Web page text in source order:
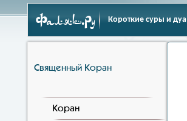
Фаляк.Ру Короткие суры и дуа
Священный Коран
Коран